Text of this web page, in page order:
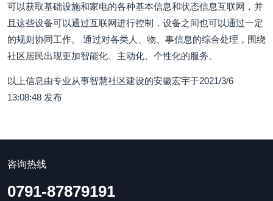
可以获取基础设施和家电的各种基本信息和状态信息互联网，并
且这些设备可以通过互联网进行控制，设备之间也可以通过一定
的规则协同工作。 通过对各类人、物、事信息的综合处理，围绕
社区居民出现更加智能化、主动化、个性化的服务。
以上信息由专业从事智慧社区建设的安徽宏宇于2021/3/6
13:08:48 发布
咨询热线
0791-87879191